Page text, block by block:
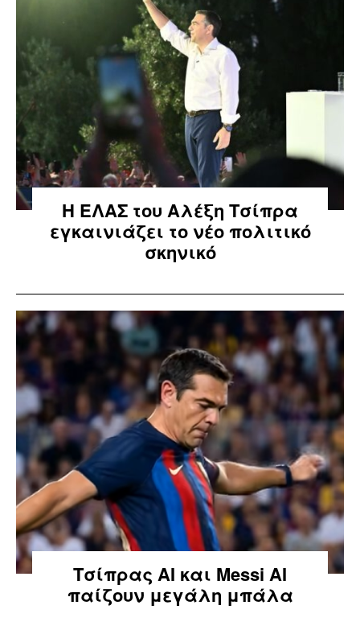
Η ΕΛΑΣ του Αλέξη Τσίπρα
εγκαινιάζει το νέο πολιτικό
σκηνικό
Τσίπρας ΑΙ και Messi AI
παίζουν μεγάλη μπάλα